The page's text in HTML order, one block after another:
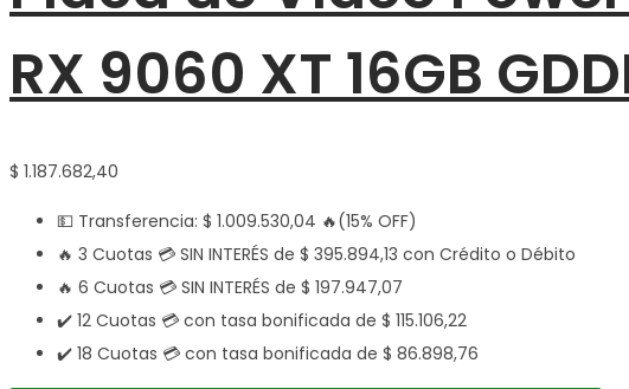
RX 9060 XT 16GB
$ 1.187.682,40
💵 Transferencia: $ 1.009.530,04 🔥(15% OFF)
🔥 3 Cuotas 💳 SIN INTERÉS de $ 395.894,13 con Crédito o Débito
🔥 6 Cuotas 💳 SIN INTERÉS de $ 197.947,07
✔️ 12 Cuotas 💳 con tasa bonificada de $ 115.106,22
✔️ 18 Cuotas 💳 con tasa bonificada de $ 86.898,76